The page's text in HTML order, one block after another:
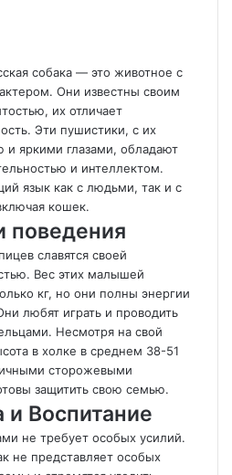
собака — это животное с
Они известны своим
их отличает
Эти пушистики, с их
яркими глазами, обладают
и интеллектом.
язык как с людьми, так и с
кошек.
поведения
славятся своей
Вес этих малышей
кг, но они полны энергии
любят играть и проводить
Несмотря на свой
в холке в среднем 38-51
сторожевыми
защитить свою семью.
и Воспитание
не требует особых усилий.
не представляет особых